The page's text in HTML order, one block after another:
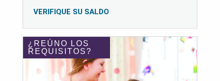
VERIFIQUE SU SALDO
¿REÚNO LOS
REQUISITOS?